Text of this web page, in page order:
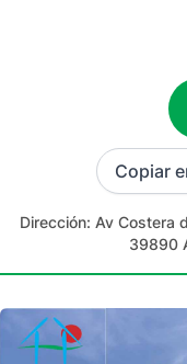
Copiar
Dirección: Av Costera
39890